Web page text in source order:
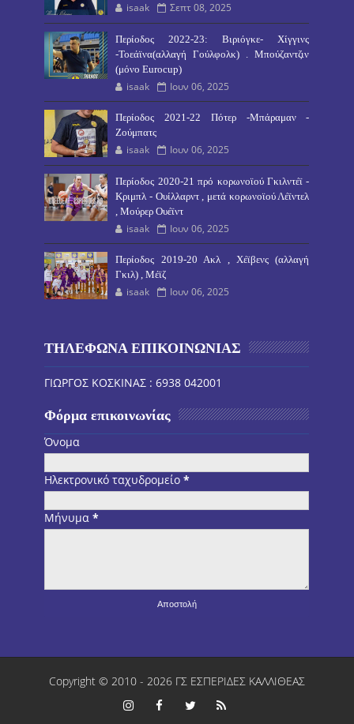
isaak Σεπτ 08, 2025
Περίοδος 2022-23: Βιριόγκε- Χίγγινς
-Τοεάϊνα(αλλαγή Γούλφολκ) . Μπούζαντζιν
(μόνο Eurocup)
isaak Ιουν 06, 2025
Περίοδος 2021-22 Πότερ -Μπάραμαν -
Ζούμπατς
isaak Ιουν 06, 2025
Περίοδος 2020-21 πρό κορωνοϊού Γκιλντέϊ -
Κριμπλ - Ουίλλαρντ , μετά κορωνοϊού Λέϊντελ
, Μούρερ Ουέϊντ
isaak Ιουν 06, 2025
Περίοδος 2019-20 Ακλ , Χέϊβενς (αλλαγή
Γκιλ) , Μέϊζ
isaak Ιουν 06, 2025
ΤΗΛΕΦΩΝΑ ΕΠΙΚΟΙΝΩΝΙΑΣ
ΓΙΩΡΓΟΣ ΚΟΣΚΙΝΑΣ : 6938 042001
Φόρμα επικοινωνίας
Όνομα
Ηλεκτρονικό ταχυδρομείο*
Μήνυμα*
Copyright © 2010 - 2026 ΓΣ ΕΣΠΕΡΙΔΕΣ ΚΑΛΛΙΘΕΑΣ